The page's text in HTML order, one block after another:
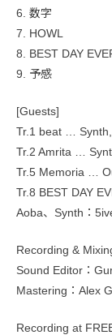
6. 数字
7. HOWL
8. BEST DAY
9. 予感
[Guests]
Tr.1 beat …
Tr.2 Amrita …
Tr.5 Memoria …
Tr.8 BEST DAY
Aoba、Synth：
Recording &
Sound Editor：
Mastering：Alex
Recording at